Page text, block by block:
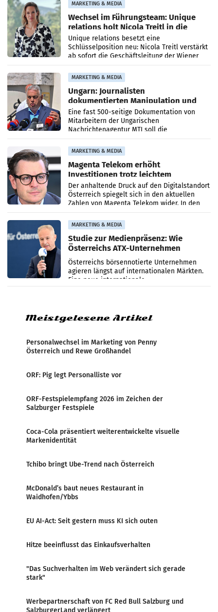
MARKETING & MEDIA
Wechsel im Führungsteam: Unique
relations holt Nicola Treitl in die
Geschäftsleitung
Unique relations besetzt eine
Schlüsselposition neu: Nicola Treitl verstärkt
ab sofort die Geschäftsleitung der Wiener
PR-Agentur an der Seite von Josef Kalina und
Anna Kalina-Mahr.
MARKETING & MEDIA
Ungarn: Journalisten
dokumentierten Manipulation und
Zensur
Eine fast 500-seitige Dokumentation von
Mitarbeitern der Ungarischen
Nachrichtenagentur MTI soll die
systematische Nachrichten-Manipulation und
Zensur bei der Agentur während der Zeit
MARKETING & MEDIA
Magenta Telekom erhöht
Investitionen trotz leichtem
Umsatzrückgang
Der anhaltende Druck auf den Digitalstandort
Österreich spiegelt sich in den aktuellen
Zahlen von Magenta Telekom wider. In den
ersten sechs Monaten des laufenden Jahres
verzeichnete
MARKETING & MEDIA
Studie zur Medienpräsenz: Wie
Österreichs ATX-Unternehmen
international wahrgenommen
werden
Österreichs börsennotierte Unternehmen
agieren längst auf internationalen Märkten.
Eine neue internationale
Medienresonanzanalyse untersucht die
Meistgelesene Artikel
Personalwechsel im Marketing von Penny
Österreich und Rewe Großhandel
ORF: Pig legt Personalliste vor
ORF-Festspielempfang 2026 im Zeichen der
Salzburger Festspiele
Coca-Cola präsentiert weiterentwickelte visuelle
Markenidentität
Tchibo bringt Ube-Trend nach Österreich
McDonald’s baut neues Restaurant in
Waidhofen/Ybbs
EU AI-Act: Seit gestern muss KI sich outen
Hitze beeinflusst das Einkaufsverhalten
"Das Suchverhalten im Web verändert sich gerade
stark"
Werbepartnerschaft von FC Red Bull Salzburg und
SalzburgerLand verlängert